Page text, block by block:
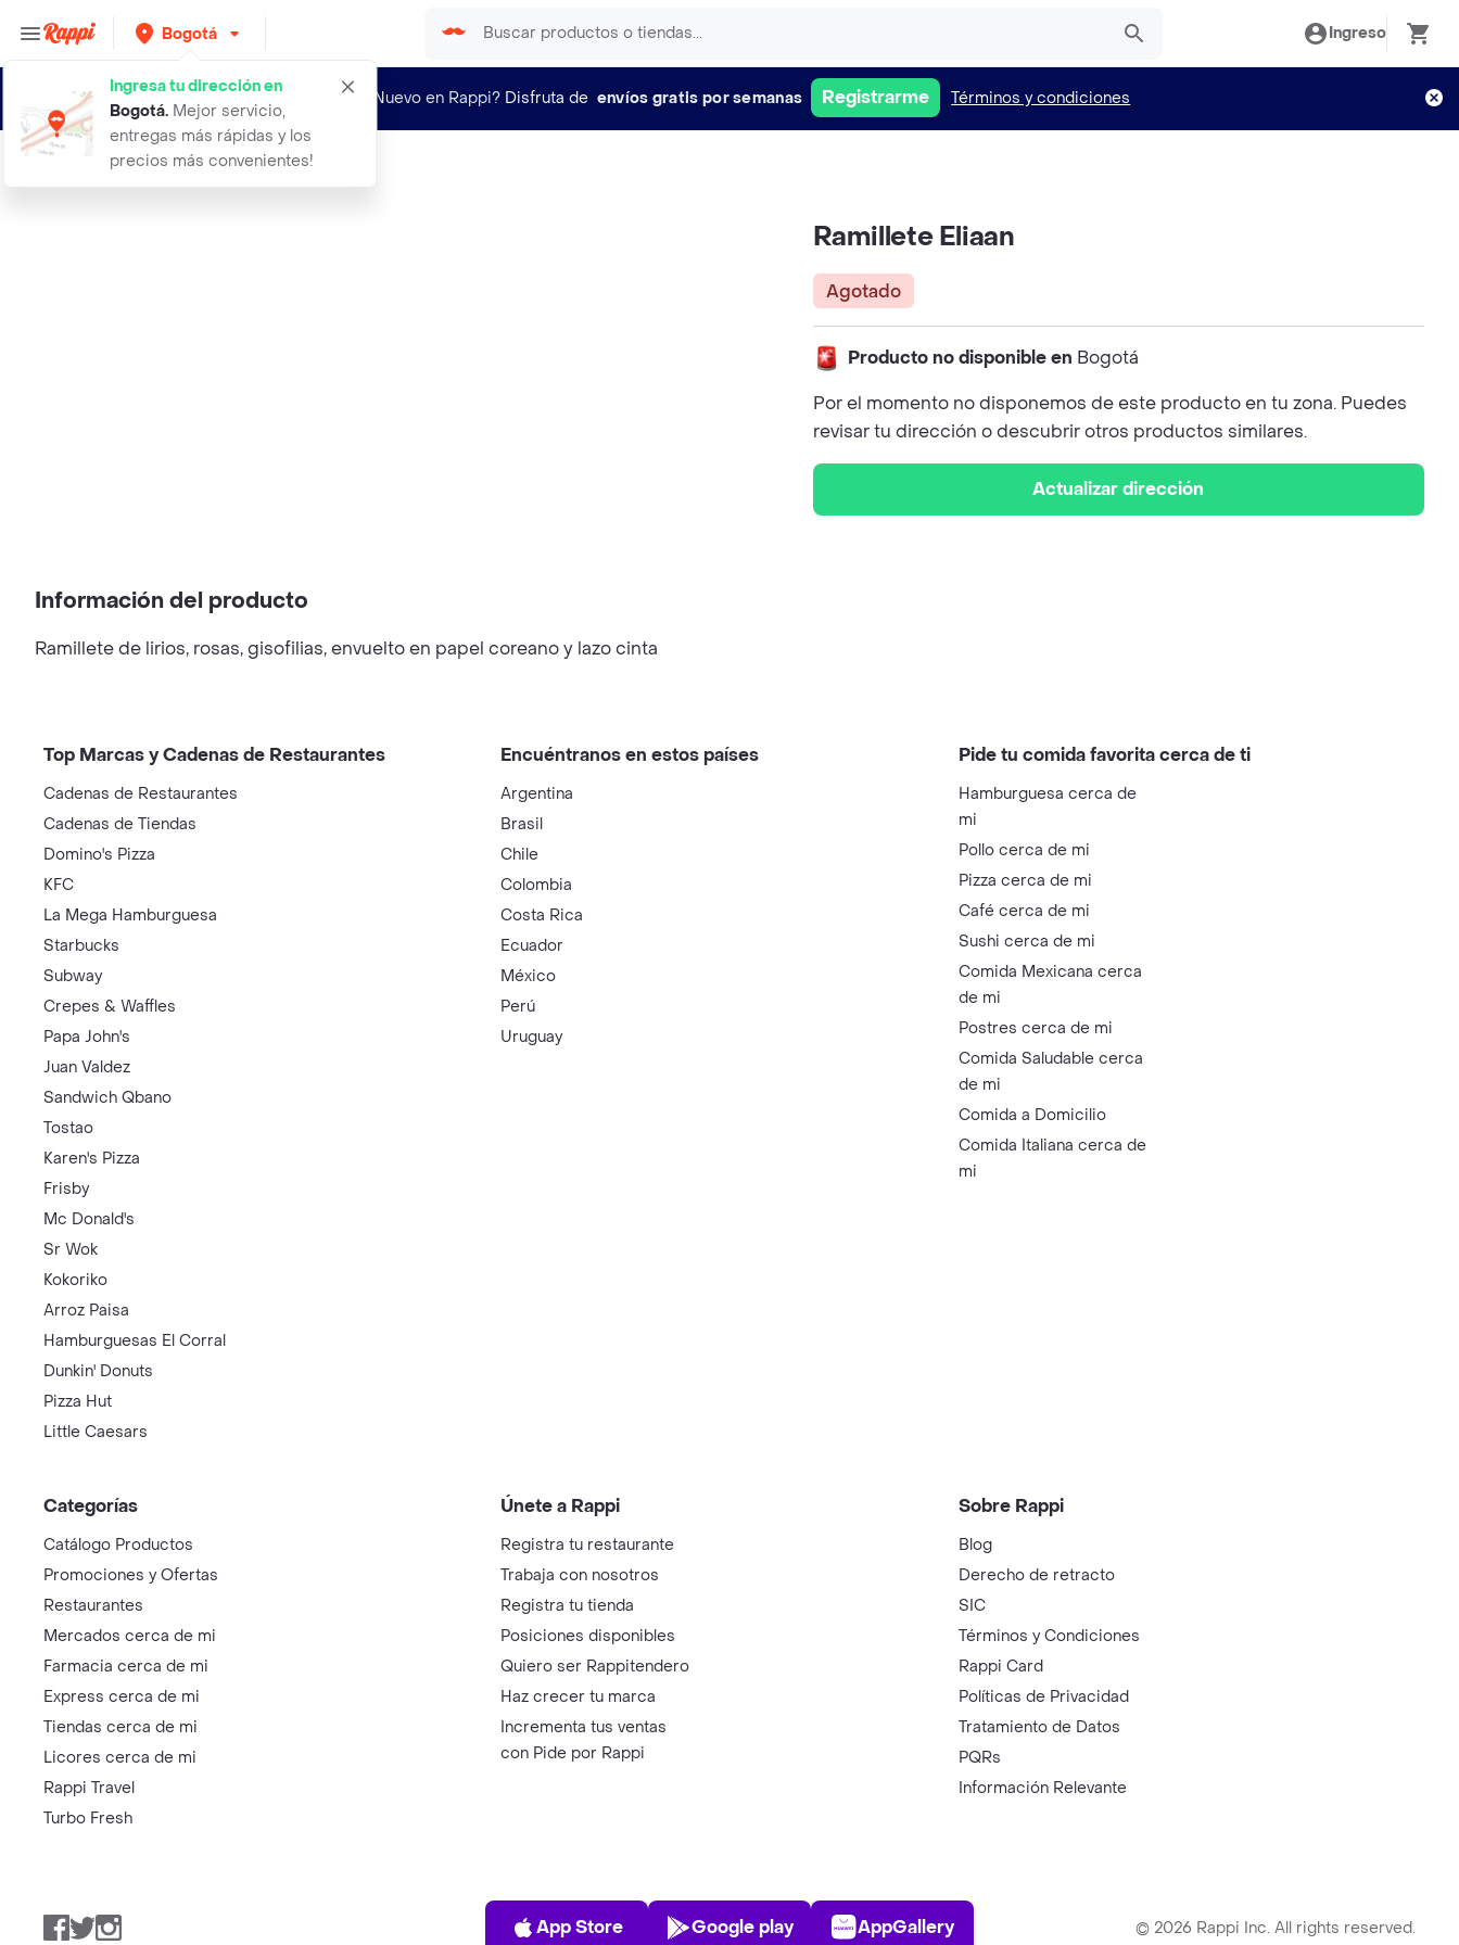
Bogotá
Ingresa tu dirección en
Bogotá. Mejor servicio,
entregas más rápidas y los
precios más convenientes!
Ingreso
¿Nuevo en Rappi? Disfruta de envíos gratis por semanas Registrarme Términos y condiciones
ramillete eliaan
Ramillete Eliaan
Agotado
Producto no disponible en Bogotá
Por el momento no disponemos de este producto en tu zona. Puedes
revisar tu dirección o descubrir otros productos similares.
Actualizar dirección
Información del producto
Ramillete de lirios, rosas, gisofilias, envuelto en papel coreano y lazo cinta
Top Marcas y Cadenas de Restaurantes
Cadenas de Restaurantes
Cadenas de Tiendas
Domino's Pizza
KFC
La Mega Hamburguesa
Starbucks
Subway
Crepes & Waffles
Papa John's
Juan Valdez
Sandwich Qbano
Tostao
Karen's Pizza
Frisby
Mc Donald's
Sr Wok
Kokoriko
Arroz Paisa
Hamburguesas El Corral
Dunkin' Donuts
Pizza Hut
Little Caesars
Encuéntranos en estos países
Argentina
Brasil
Chile
Colombia
Costa Rica
Ecuador
México
Perú
Uruguay
Pide tu comida favorita cerca de ti
Hamburguesa cerca de
mi
Pollo cerca de mi
Pizza cerca de mi
Café cerca de mi
Sushi cerca de mi
Comida Mexicana cerca
de mi
Postres cerca de mi
Comida Saludable cerca
de mi
Comida a Domicilio
Comida Italiana cerca de
mi
Categorías
Catálogo Productos
Promociones y Ofertas
Restaurantes
Mercados cerca de mi
Farmacia cerca de mi
Express cerca de mi
Tiendas cerca de mi
Licores cerca de mi
Rappi Travel
Turbo Fresh
Únete a Rappi
Registra tu restaurante
Trabaja con nosotros
Registra tu tienda
Posiciones disponibles
Quiero ser Rappitendero
Haz crecer tu marca
Incrementa tus ventas
con Pide por Rappi
Sobre Rappi
Blog
Derecho de retracto
SIC
Términos y Condiciones
Rappi Card
Políticas de Privacidad
Tratamiento de Datos
PQRs
Información Relevante
Facebook
TwitterInstagram
App Store
App Store
Play Store
Google play
AppGallery
AppGallery © 2026 Rappi Inc. All rights reserved.